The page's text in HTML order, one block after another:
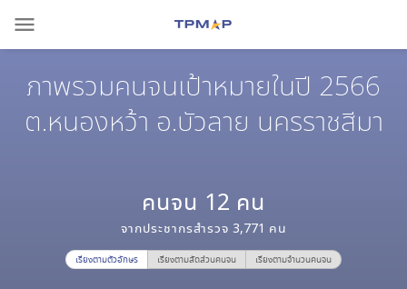
menu
ภาพรวมคนจนเป้าหมายในปี 2566
ต.หนองหว้า อ.บัวลาย นครราชสีมา
คนจน 12 คน
จากประชากรสำรวจ 3,771 คน
เรียงตามตัวอักษร เรียงตามสัดส่วนคนจน เรียงตามจำนวนคนจน